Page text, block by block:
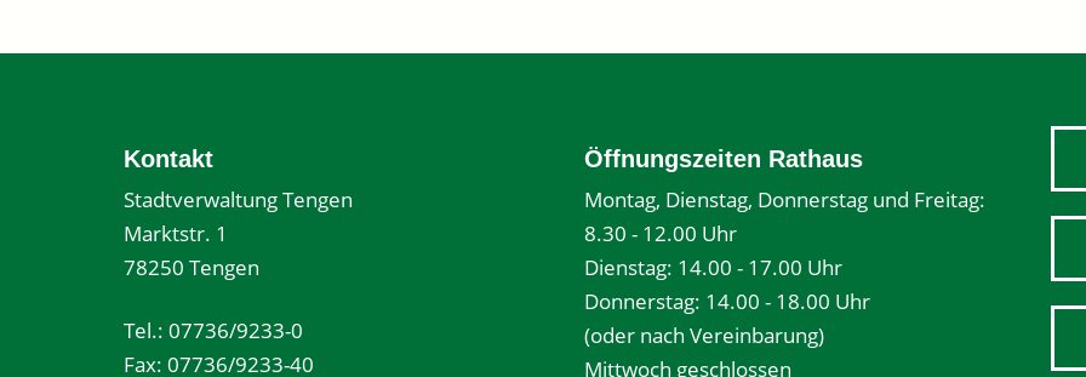
Kontakt
Stadtverwaltung Tengen
Marktstr. 1
78250 Tengen
Tel.: 07736/9233-0
Fax: 07736/9233-40
Öffnungszeiten Rathaus
Montag, Dienstag, Donnerstag und Freitag:
8.30 - 12.00 Uhr
Dienstag: 14.00 - 17.00 Uhr
Donnerstag: 14.00 - 18.00 Uhr
(oder nach Vereinbarung)
Mittwoch geschlossen